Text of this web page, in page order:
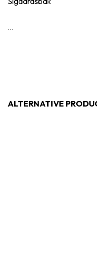
...
ALTERNATIVE